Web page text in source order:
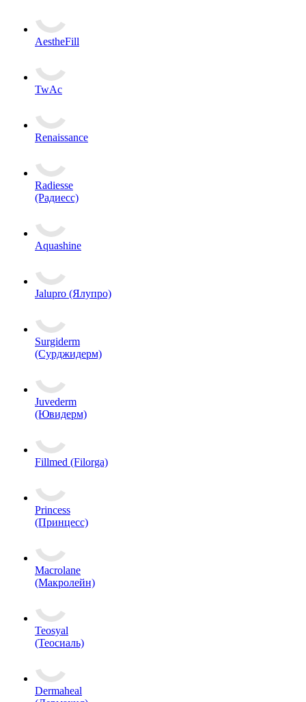
AestheFill
TwAc
Renaissance
Radiesse
(Радиесс)
Aquashine
Jalupro (Ялупро)
Surgiderm
(Сурджидерм)
Juvederm
(Ювидерм)
Fillmed (Filorga)
Princess
(Принцесс)
Macrolane
(Макролейн)
Teosyal
(Теосиаль)
Dermaheal